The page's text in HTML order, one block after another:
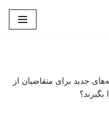
جدید برای متقاضیان از